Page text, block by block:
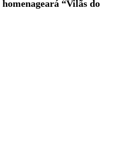
“Vilãs do